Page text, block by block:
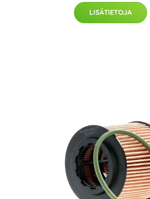
LISÄTIETOJA